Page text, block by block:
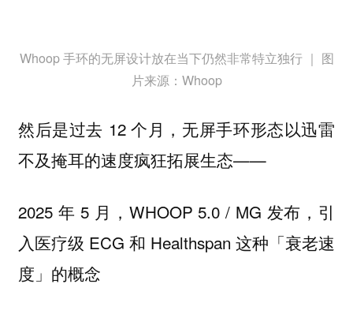
Whoop 手环的无屏设计放在当下仍然非常特立独行 ｜ 图
片来源：Whoop
然后是过去 12 个月，无屏手环形态以迅雷
不及掩耳的速度疯狂拓展生态——
2025 年 5 月，WHOOP 5.0 / MG 发布，引
入医疗级 ECG 和 Healthspan 这种「衰老速
度」的概念